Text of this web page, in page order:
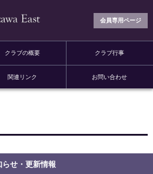
会員専用ページ
クラブの概要 クラブ行事
関連リンク お問い合わせ